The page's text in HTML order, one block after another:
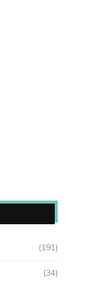
(191)
(34)